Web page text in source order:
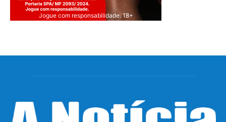
Jogue com responsabilidade. 18+